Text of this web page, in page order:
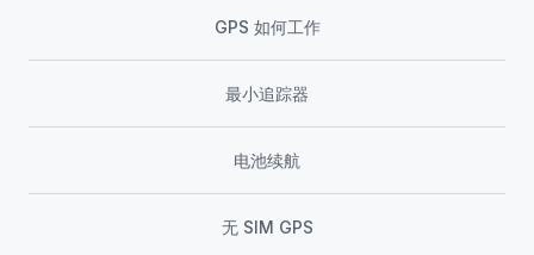
GPS 如何工作
最小追踪器
电池续航
无 SIM GPS